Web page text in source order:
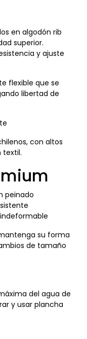
en algodón rib
superior.
y ajuste
flexible que se
libertad de
con altos
textil.
peinado
su forma
de tamaño
del agua de
y usar plancha